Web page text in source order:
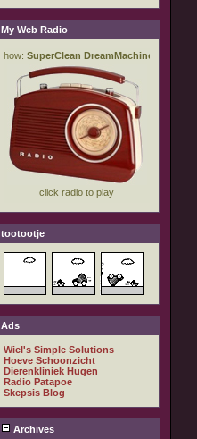
My Web Radio
tootootje
Ads
Wiel's Simple Solutions
Hoeve Schoonzicht
Dierenkliniek Hugen
Radio Patapoe
Skepsis Blog
Archives